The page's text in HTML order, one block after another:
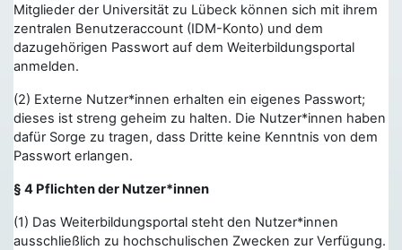
Mitglieder der Universität zu Lübeck können sich mit ihrem
zentralen Benutzeraccount (IDM-Konto) und dem
dazugehörigen Passwort auf dem Weiterbildungsportal
anmelden.
(2) Externe Nutzer*innen erhalten ein eigenes Passwort;
dieses ist streng geheim zu halten. Die Nutzer*innen haben
dafür Sorge zu tragen, dass Dritte keine Kenntnis von dem
Passwort erlangen.
§ 4 Pflichten der Nutzer*innen
(1) Das Weiterbildungsportal steht den Nutzer*innen
ausschließlich zu hochschulischen Zwecken zur Verfügung.